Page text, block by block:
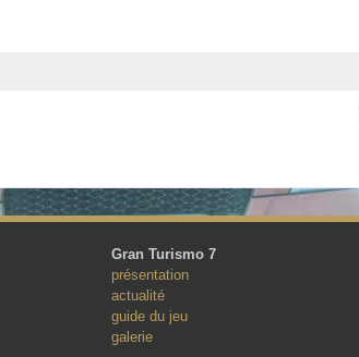
Gran Turismo 7
présentation
actualité
guide du jeu
galerie